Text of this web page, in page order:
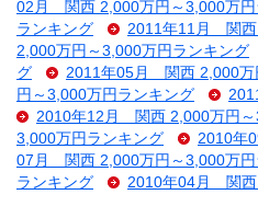
02月 関西 2,000万円～3,000万円
ランキング
2011年11月 関西
2,000万円～3,000万円ランキング
グ
2011年05月 関西 2,000万
円～3,000万円ランキング
2010年12月 関西 2,000万円～
3,000万円ランキング
2010年
07月 関西 2,000万円～3,000万円
ランキング
2010年04月 関西